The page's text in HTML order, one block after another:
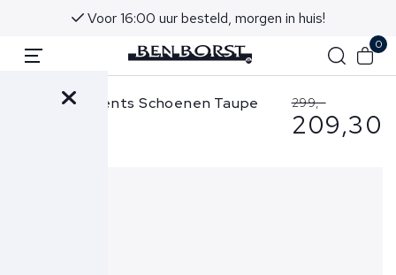
Voor 16:00 uur besteld, morgen in huis!
0
Mason Garments Schoenen Taupe 299,-
209,30